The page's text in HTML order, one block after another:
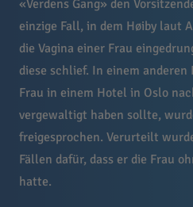
«Verdens Gang» den
einzige Fall, in dem Høiby laut
die Vagina einer Frau
diese schlief. In einem anderen
Frau in einem Hotel in Oslo
vergewaltigt haben sollte,
freigesprochen. Verurteilt
Fällen dafür, dass er die Frau
hatte.